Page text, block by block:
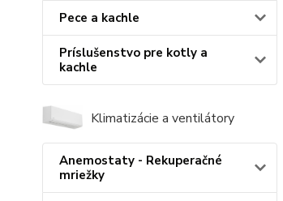
Pece a kachle
Príslušenstvo pre kotly a
kachle
Klimatizácie a ventilátory
Anemostaty - Rekuperačné
mriežky